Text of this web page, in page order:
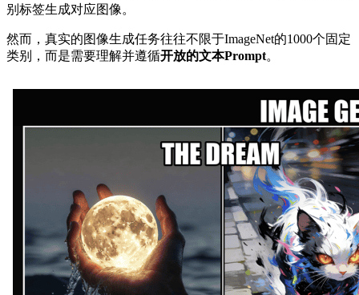
别标签生成对应图像。
然而，真实的图像生成任务往往不限于ImageNet的1000个固定
类别，而是需要理解并遵循开放的文本Prompt。